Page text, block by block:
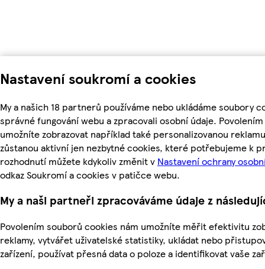
Nastavení soukromí a cookies
My a našich 18 partnerů používáme nebo ukládáme soubory
správné fungování webu a zpracovali osobní údaje.
umožníte zobrazovat například také personalizovanou
zůstanou aktivní jen nezbytné cookies, které potřebujeme k
rozhodnutí můžete kdykoliv změnit v Nastavení ochrany
odkaz Soukromí a cookies v patičce webu.
My a naši partneři zpracováváme údaje z
Povolením souborů cookies nám umožníte měřit efektivitu
reklamy, vytvářet uživatelské statistiky, ukládat nebo
zařízení, používat přesná data o poloze a identifikovat vaše